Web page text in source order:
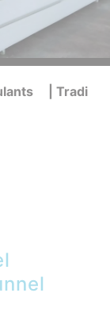
Tradi